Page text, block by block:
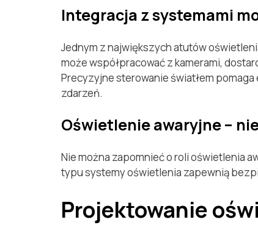
Integracja z systemami
Jednym z największych atutów
może współpracować z kamerami,
Precyzyjne sterowanie światłem
zdarzeń.
Oświetlenie awaryjne –
Nie można zapomnieć o roli oświetlenia
typu systemy oświetlenia zapewnią
Projektowanie